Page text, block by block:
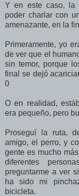
Y en este caso, la
poder charlar con
amenazante, en la
Primeramente, yo
de ver que el
sin temor, porque
final se dejó
0
O en realidad,
era pequeño, pero
Proseguí la ruta,
amigo, el perro, y
gente es mucho
diferentes
preguntarme a ver
ha sido mi
bicicleta.